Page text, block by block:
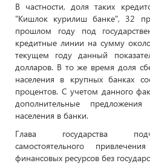
В частности, доля таких
"Кишлок курилиш банке", 32
прошлом году под
кредитные линии на сумму
текущем году данный
долларов. В то же время доля
населения в крупных банках
процентов. С учетом данного
дополнительные
населения в банки.
Глава государства
самостоятельного
финансовых ресурсов без